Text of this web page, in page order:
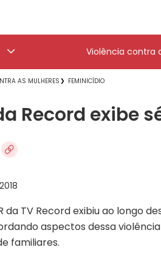
Violência contra
AS MULHERES FEMINICÍDIO
Record exibe
da TV Record exibiu ao longo
aspectos dessa
familiares.